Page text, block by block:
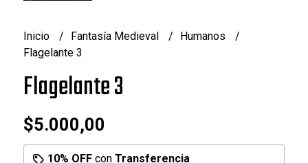
Inicio Fantasía Medieval
Humanos
Flagelante 3
Flagelante 3
$5.000,00
10% OFFcon Transferencia